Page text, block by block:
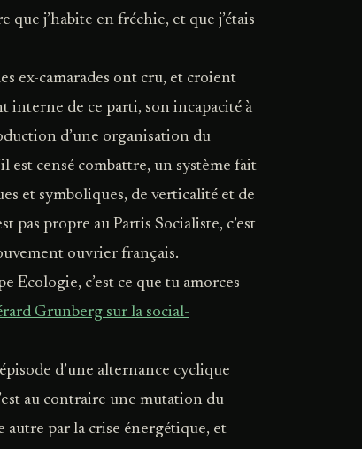
j’habite en fréchie, et que j’étais
ex-camarades ont cru, et croient
interne de ce parti, son incapacité à
d’une organisation du
est censé combattre, un système fait
et symboliques, de verticalité et de
pas propre au Partis Socialiste, c’est
ouvrier français.
Ecologie, c’est ce que tu amorces
Grunberg sur la social-
d’une alternance cyclique
au contraire une mutation du
par la crise énergétique, et